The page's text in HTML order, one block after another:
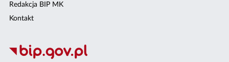
Redakcja BIP MK
Kontakt